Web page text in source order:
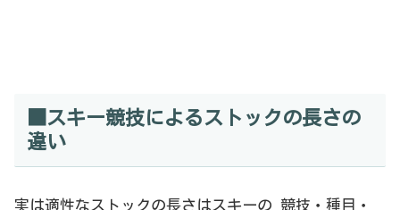
■スキー競技によるストックの長さの
違い
実は適性なストックの長さはスキーの 競技・種目・